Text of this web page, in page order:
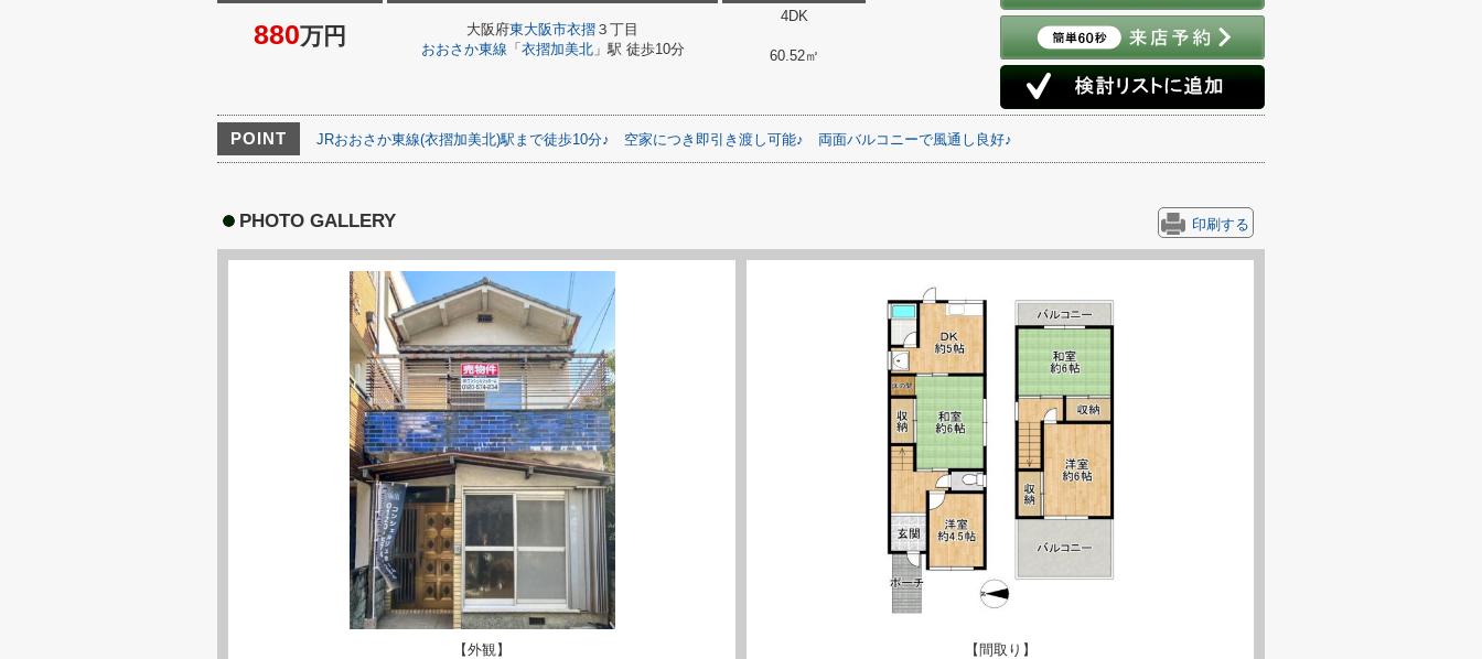
880万円 大阪府東大阪市衣摺 ３丁目
おおさか東線 「 衣摺加美北」駅 徒歩10分
4DK
60.52㎡
POINT JRおおさか東線(衣摺加美北)駅まで徒歩10分♪ 空家につき即引き渡し可能♪ 両面バルコニーで風通し良好♪
PHOTO GALLERY 印刷する
【外観】 【間取り】